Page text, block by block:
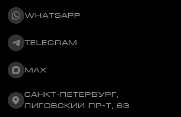
WHATSAPP
TELEGRAM
MAX
САНКТ-ПЕТЕРБУРГ,
ЛИГОВСКИЙ ПР-Т, 63